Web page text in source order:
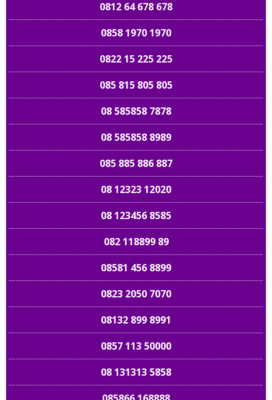
0812 64 678 678
0858 1970 1970
0822 15 225 225
085 815 805 805
08 585858 7878
08 585858 8989
085 885 886 887
08 12323 12020
08 123456 8585
082 118899 89
08581 456 8899
0823 2050 7070
08132 899 8991
0857 113 50000
08 131313 5858